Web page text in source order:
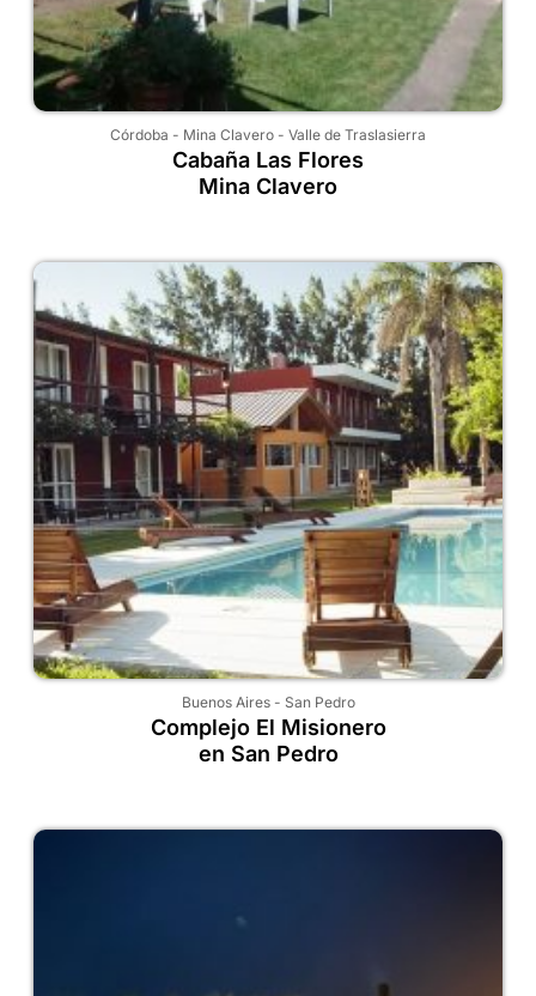
Córdoba - Mina Clavero - Valle de Traslasierra
Cabaña Las Flores
Mina Clavero
Buenos Aires- San Pedro
Complejo El Misionero
en San Pedro